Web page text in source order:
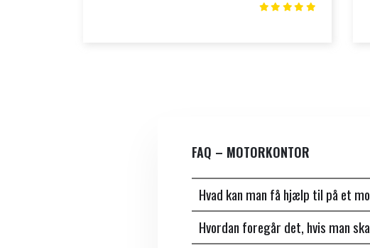
FAQ – MOTORKONTOR
Hvad kan man få hjælp til på et
Hvordan foregår det, hvis man